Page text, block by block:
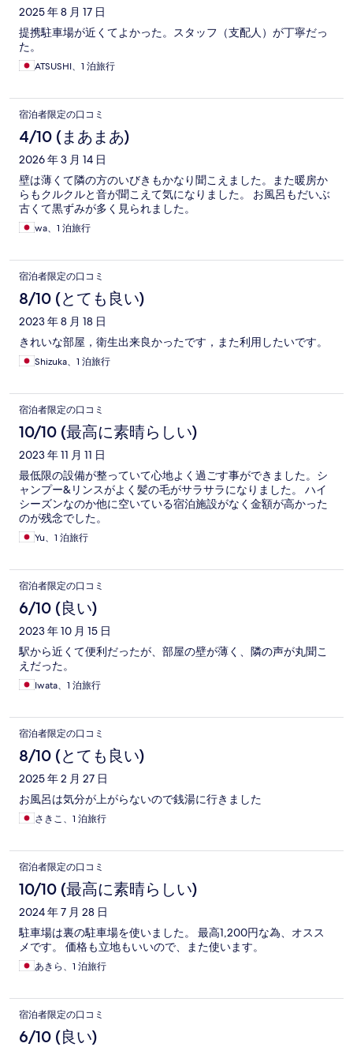
2025 年 8 月 17 日
提携駐車場が近くてよかった。スタッフ（支配人）が丁寧だっ
た。
ATSUSHI、1 泊旅行
宿泊者限定の口コミ
4/10 (まあまあ)
2026 年 3 月 14 日
壁は薄くて隣の方のいびきもかなり聞こえました。また暖房か
らもクルクルと音が聞こえて気になりました。 お風呂もだいぶ
古くて黒ずみが多く見られました。
wa、1 泊旅行
宿泊者限定の口コミ
8/10 (とても良い)
2023 年 8 月 18 日
きれいな部屋，衛生出来良かったです，また利用したいです。
Shizuka、1 泊旅行
宿泊者限定の口コミ
10/10 (最高に素晴らしい)
2023 年 11 月 11 日
最低限の設備が整っていて心地よく過ごす事ができました。シ
ャンプー&リンスがよく髪の毛がサラサラになりました。 ハイ
シーズンなのか他に空いている宿泊施設がなく金額が高かった
のが残念でした。
Yu、1 泊旅行
宿泊者限定の口コミ
6/10 (良い)
2023 年 10 月 15 日
駅から近くて便利だったが、部屋の壁が薄く、隣の声が丸聞こ
えだった。
Iwata、1 泊旅行
宿泊者限定の口コミ
8/10 (とても良い)
2025 年 2 月 27 日
お風呂は気分が上がらないので銭湯に行きました
さきこ、1 泊旅行
宿泊者限定の口コミ
10/10 (最高に素晴らしい)
2024 年 7 月 28 日
駐車場は裏の駐車場を使いました。 最高1,200円な為、オスス
メです。 価格も立地もいいので、また使います。
あきら、1 泊旅行
宿泊者限定の口コミ
6/10 (良い)